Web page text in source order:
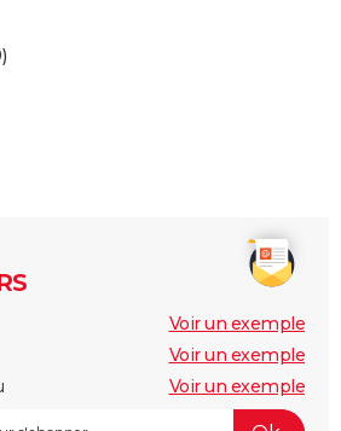
Voir un exemple
Voir un exemple
Voir un exemple